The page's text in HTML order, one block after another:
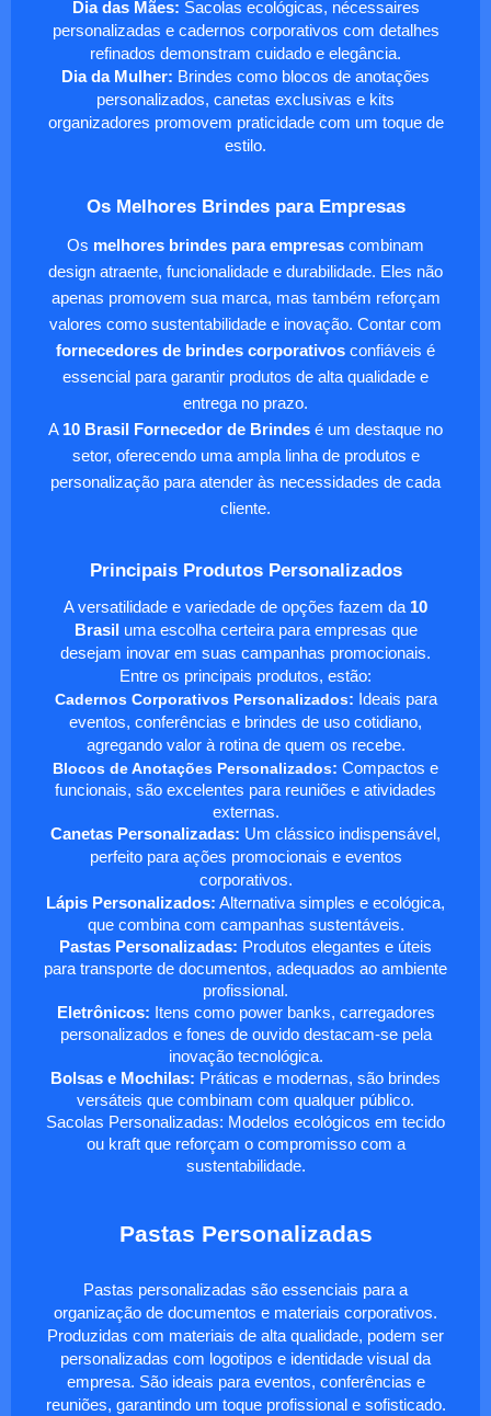
Dia das Mães: Sacolas ecológicas, nécessaires
personalizadas e cadernos corporativos com detalhes
refinados demonstram cuidado e elegância.
Dia da Mulher: Brindes como blocos de anotações
personalizados, canetas exclusivas e kits
organizadores promovem praticidade com um toque de
estilo.
Os Melhores Brindes para Empresas
Os melhores brindes para empresas combinam
design atraente, funcionalidade e durabilidade. Eles não
apenas promovem sua marca, mas também reforçam
valores como sustentabilidade e inovação. Contar com
fornecedores de brindes corporativos confiáveis é
essencial para garantir produtos de alta qualidade e
entrega no prazo.
A 10 Brasil Fornecedor de Brindes é um destaque no
setor, oferecendo uma ampla linha de produtos e
personalização para atender às necessidades de cada
cliente.
Principais Produtos Personalizados
A versatilidade e variedade de opções fazem da 10
Brasil uma escolha certeira para empresas que
desejam inovar em suas campanhas promocionais.
Entre os principais produtos, estão:
Cadernos Corporativos Personalizados: Ideais para
eventos, conferências e brindes de uso cotidiano,
agregando valor à rotina de quem os recebe.
Blocos de Anotações Personalizados: Compactos e
funcionais, são excelentes para reuniões e atividades
externas.
Canetas Personalizadas: Um clássico indispensável,
perfeito para ações promocionais e eventos
corporativos.
Lápis Personalizados: Alternativa simples e ecológica,
que combina com campanhas sustentáveis.
Pastas Personalizadas: Produtos elegantes e úteis
para transporte de documentos, adequados ao ambiente
profissional.
Eletrônicos: Itens como power banks, carregadores
personalizados e fones de ouvido destacam-se pela
inovação tecnológica.
Bolsas e Mochilas: Práticas e modernas, são brindes
versáteis que combinam com qualquer público.
Sacolas Personalizadas: Modelos ecológicos em tecido
ou kraft que reforçam o compromisso com a
sustentabilidade.
Pastas Personalizadas
Pastas personalizadas são essenciais para a
organização de documentos e materiais corporativos.
Produzidas com materiais de alta qualidade, podem ser
personalizadas com logotipos e identidade visual da
empresa. São ideais para eventos, conferências e
reuniões, garantindo um toque profissional e sofisticado.